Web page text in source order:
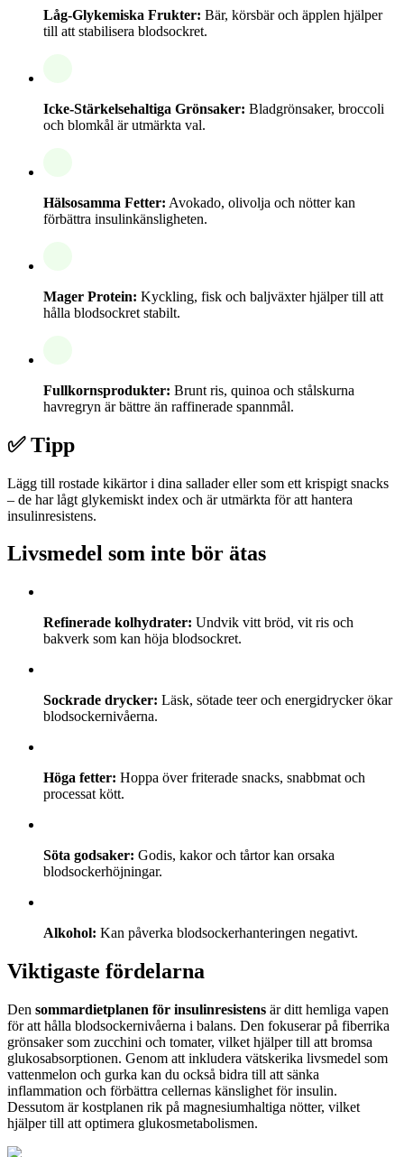
Låg-Glykemiska Frukter: Bär, körsbär och äpplen hjälper
till att stabilisera blodsockret.
Icke-Stärkelsehaltiga Grönsaker: Bladgrönsaker, broccoli
och blomkål är utmärkta val.
Hälsosamma Fetter: Avokado, olivolja och nötter kan
förbättra insulinkänsligheten.
Mager Protein: Kyckling, fisk och baljväxter hjälper till att
hålla blodsockret stabilt.
Fullkornsprodukter: Brunt ris, quinoa och stålskurna
havregryn är bättre än raffinerade spannmål.
✅ Tipp
Lägg till rostade kikärtor i dina sallader eller som ett krispigt snacks
– de har lågt glykemiskt index och är utmärkta för att hantera
insulinresistens.
Livsmedel som inte bör ätas
Refinerade kolhydrater: Undvik vitt bröd, vit ris och
bakverk som kan höja blodsockret.
Sockrade drycker: Läsk, sötade teer och energidrycker ökar
blodsockernivåerna.
Höga fetter: Hoppa över friterade snacks, snabbmat och
processat kött.
Söta godsaker: Godis, kakor och tårtor kan orsaka
blodsockerhöjningar.
Alkohol: Kan påverka blodsockerhanteringen negativt.
Viktigaste fördelarna
Den sommardietplanen för insulinresistens är ditt hemliga vapen
för att hålla blodsockernivåerna i balans. Den fokuserar på fiberrika
grönsaker som zucchini och tomater, vilket hjälper till att bromsa
glukosabsorptionen. Genom att inkludera vätskerika livsmedel som
vattenmelon och gurka kan du också bidra till att sänka
inflammation och förbättra cellernas känslighet för insulin.
Dessutom är kostplanen rik på magnesiumhaltiga nötter, vilket
hjälper till att optimera glukosmetabolismen.